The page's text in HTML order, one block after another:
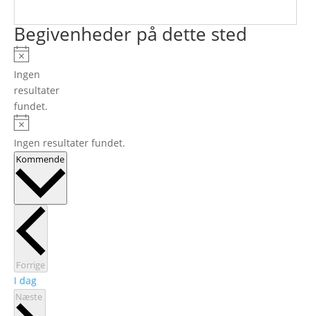
Begivenheder på dette sted
Notice
Ingen
resultater
fundet.
Notice
Ingen resultater fundet.
Kommende
ForrigeBegivenheder
I dag
Næste